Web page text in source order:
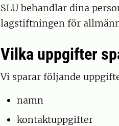
SLU behandlar dina
lagstiftningen för
Vilka uppgifter
Vi sparar följande
namn
kontaktuppgifter